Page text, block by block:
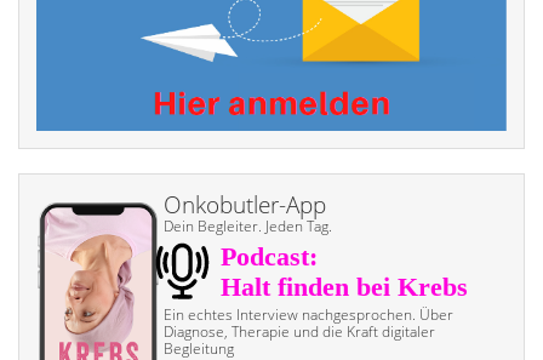
Onkobutler-App
Dein Begleiter. Jeden Tag.
Ein echtes Interview nach­gesprochen. Über
Diagnose, Therapie und die Kraft digitaler
Begleitung